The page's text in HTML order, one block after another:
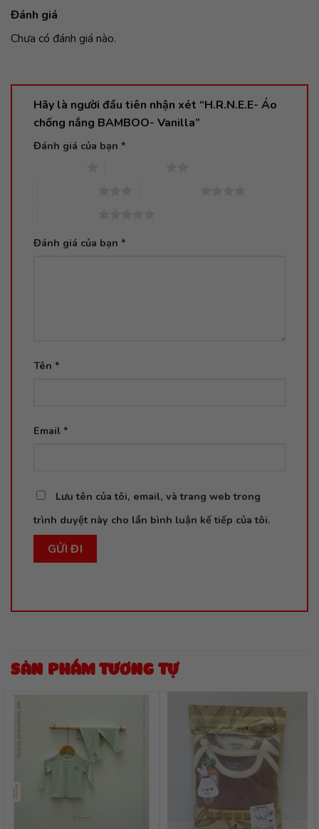
Đánh giá
Chưa có đánh giá nào.
Hãy là người đầu tiên nhận xét “H.R.N.E.E- Áo
chống nắng BAMBOO- Vanilla”
Đánh giá của bạn *
Đánh giá của bạn *
Tên *
Email *
Lưu tên của tôi, email, và trang web trong
trình duyệt này cho lần bình luận kế tiếp của tôi.
SẢN PHẨM TƯƠNG TỰ